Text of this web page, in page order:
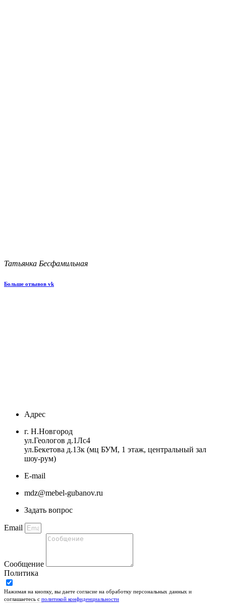
Татьянка Бесфамильная
Больше отзывов vk
Адрес
г. Н.Новгород
ул.Геологов д.1Лс4
ул.Бекетова д.13к (мц БУМ, 1 этаж, центральный зал
шоу-рум)
E-mail
mdz@mebel-gubanov.ru
Задать вопрос
Email
Сообщение
Политика
Нажимая на кнопку, вы даете согласие на обработку персональных данных и
соглашаетесь c политикой конфиденциальности